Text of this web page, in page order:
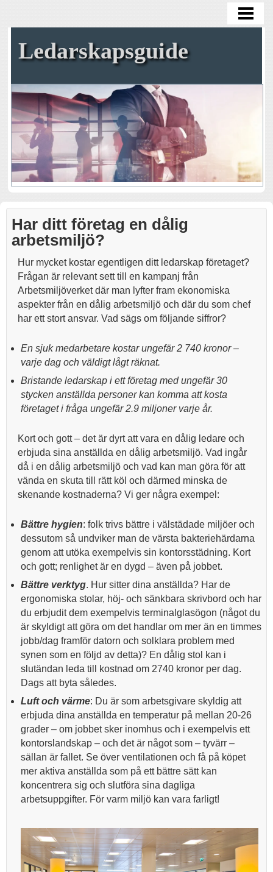
GLÄDJE PÅ JOBBET
BLOGG
Ledarskapsguide
Har ditt företag en dålig
arbetsmiljö?
Hur mycket kostar egentligen ditt ledarskap företaget?
Frågan är relevant sett till en kampanj från
Arbetsmiljöverket där man lyfter fram ekonomiska
aspekter från en dålig arbetsmiljö och där du som chef
har ett stort ansvar. Vad sägs om följande siffror?
En sjuk medarbetare kostar ungefär 2 740 kronor –
varje dag och väldigt lågt räknat.
Bristande ledarskap i ett företag med ungefär 30
stycken anställda personer kan komma att kosta
företaget i fråga ungefär 2.9 miljoner varje år.
Kort och gott – det är dyrt att vara en dålig ledare och
erbjuda sina anställda en dålig arbetsmiljö. Vad ingår
då i en dålig arbetsmiljö och vad kan man göra för att
vända en skuta till rätt köl och därmed minska de
skenande kostnaderna? Vi ger några exempel:
Bättre hygien: folk trivs bättre i välstädade miljöer och
dessutom så undviker man de värsta bakteriehärdarna
genom att utöka exempelvis sin kontorsstädning. Kort
och gott; renlighet är en dygd – även på jobbet.
Bättre verktyg. Hur sitter dina anställda? Har de
ergonomiska stolar, höj- och sänkbara skrivbord och har
du erbjudit dem exempelvis terminalglasögon (något du
är skyldigt att göra om det handlar om mer än en timmes
jobb/dag framför datorn och solklara problem med
synen som en följd av detta)? En dålig stol kan i
slutändan leda till kostnad om 2740 kronor per dag.
Dags att byta således.
Luft och värme: Du är som arbetsgivare skyldig att
erbjuda dina anställda en temperatur på mellan 20-26
grader – om jobbet sker inomhus och i exempelvis ett
kontorslandskap – och det är något som – tyvärr –
sällan är fallet. Se över ventilationen och få på köpet
mer aktiva anställda som på ett bättre sätt kan
koncentrera sig och slutföra sina dagliga
arbetsuppgifter. För varm miljö kan vara farligt!